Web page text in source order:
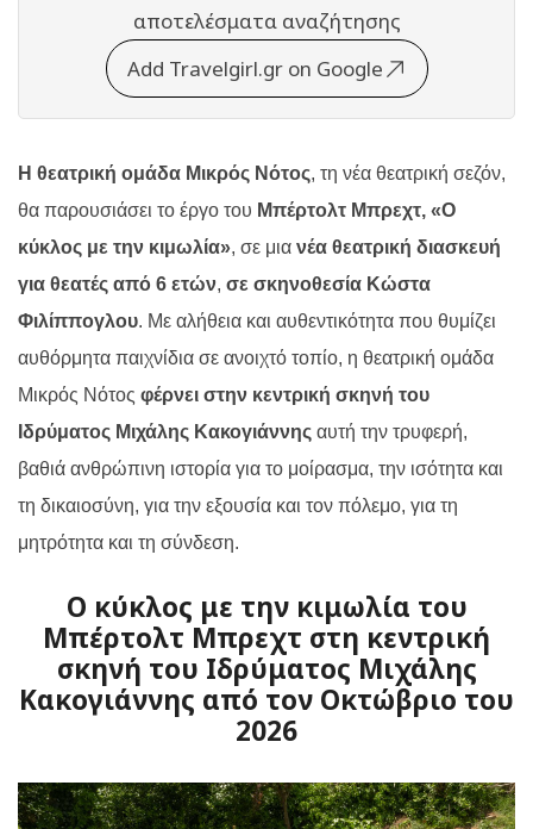
αποτελέσματα αναζήτησης
Add Travelgirl.gr on Google
Η θεατρική ομάδα Μικρός Νότος, τη νέα θεατρική σεζόν,
θα παρουσιάσει το έργο του Μπέρτολτ Μπρεχτ, «Ο
κύκλος με την κιμωλία», σε μια νέα θεατρική διασκευή
για θεατές από 6 ετών, σε σκηνοθεσία Κώστα
Φιλίππογλου. Με αλήθεια και αυθεντικότητα που θυμίζει
αυθόρμητα παιχνίδια σε ανοιχτό τοπίο, η θεατρική ομάδα
Μικρός Νότος φέρνει στην κεντρική σκηνή του
Ιδρύματος Μιχάλης Κακογιάννης αυτή την τρυφερή,
βαθιά ανθρώπινη ιστορία για το μοίρασμα, την ισότητα και
τη δικαιοσύνη, για την εξουσία και τον πόλεμο, για τη
μητρότητα και τη σύνδεση.
Ο κύκλος με την κιμωλία του
Μπέρτολτ Μπρεχτ στη κεντρική
σκηνή του Ιδρύματος Μιχάλης
Κακογιάννης από τον Οκτώβριο του
2026